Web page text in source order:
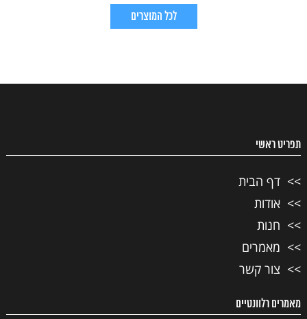
לכל המוצרים
תפריט ראשי
דף הבית
אודות
חנות
מאמרים
צור קשר
מאמרים רלוונטיים